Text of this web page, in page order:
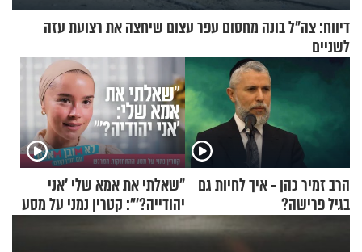
דיווח: צה"ל בונה מחסום עפר עצום שיחצה את רצועת עזה
לשניים
הרב זמיר כהן - איך לחיות גם
בגיל פרישה?
"שאלתי את אמא שלי 'אני
יהודייה?'": קטרין נמני על מסע
ההתחזקות המרגש